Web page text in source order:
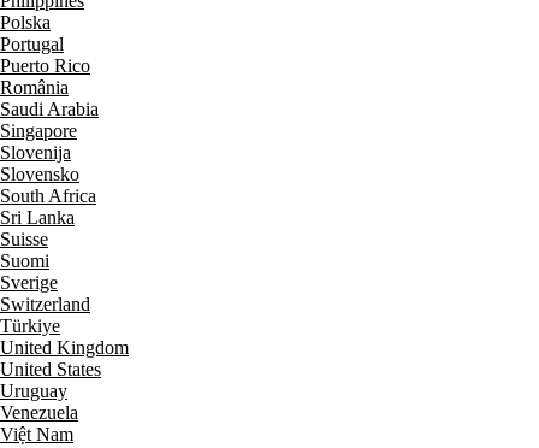
Polska
Portugal
Puerto Rico
România
Saudi Arabia
Singapore
Slovenija
Slovensko
South Africa
Sri Lanka
Suisse
Suomi
Sverige
Switzerland
Türkiye
United Kingdom
United States
Uruguay
Venezuela
Việt Nam